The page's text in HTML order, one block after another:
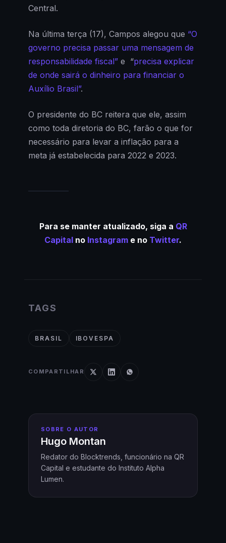
Central.
Na última terça (17), Campos alegou que “O
governo precisa passar uma mensagem de
responsabilidade fiscal” e “precisa explicar
de onde sairá o dinheiro para financiar o
Auxílio Brasil”.
O presidente do BC reitera que ele, assim
como toda diretoria do BC, farão o que for
necessário para levar a inflação para a
meta já estabelecida para 2022 e 2023.
Para se manter atualizado, siga a QR
Capital no Instagram e no Twitter.
TAGS
BRASIL IBOVESPA
COMPARTILHAR
SOBRE O AUTOR
Hugo Montan
Redator do Blocktrends, funcionário na QR
Capital e estudante do Instituto Alpha
Lumen.